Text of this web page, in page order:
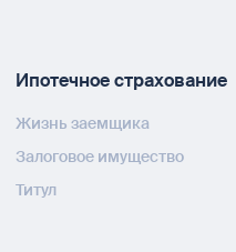
Ипотечное страхование
Жизнь заемщика
Залоговое имущество
Титул